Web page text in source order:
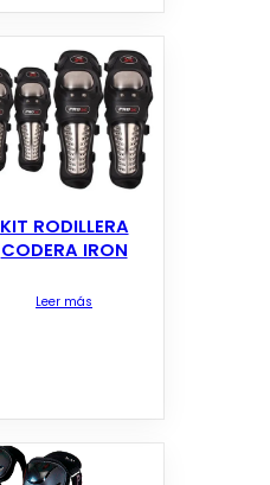
KIT RODILLERA
CODERA IRON
Leer más